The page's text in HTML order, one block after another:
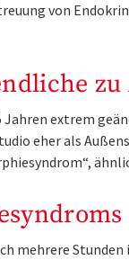
von
zu
extrem
eher als
mehrere